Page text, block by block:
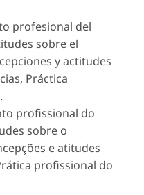
profesional del
sobre el
y actitudes
Práctica
profissional do
sobre o
e atitudes
profissional do